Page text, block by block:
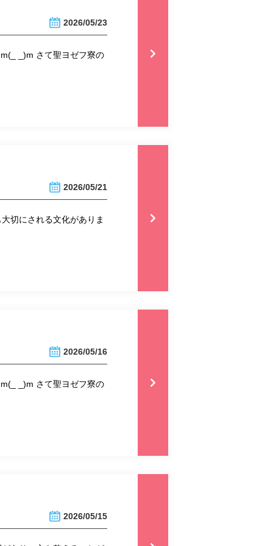
2026/05/23
_)m さて聖ヨゼフ寮の
2026/05/21
切にされる文化がありま
2026/05/16
_)m さて聖ヨゼフ寮の
2026/05/15